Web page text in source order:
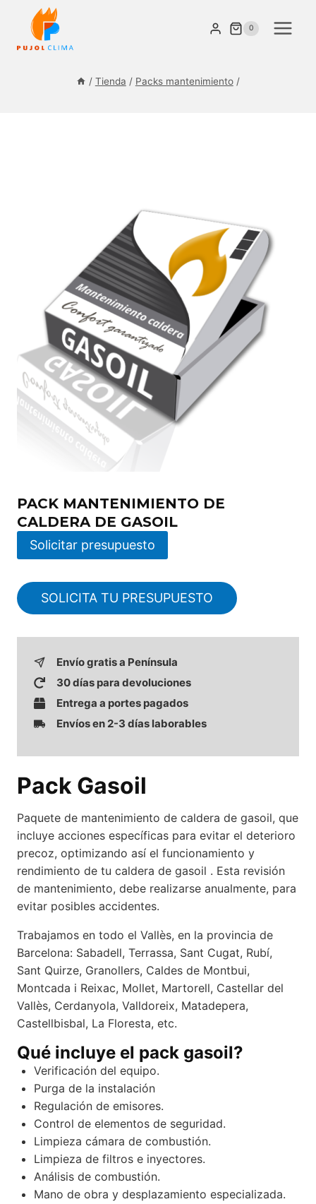
contenido
0
/ Tienda / Packs mantenimiento /
PACK MANTENIMIENTO DE
CALDERA DE GASOIL
Solicitar presupuesto
SOLICITA TU PRESUPUESTO
Envío gratis a Península
30 días para devoluciones
Entrega a portes pagados
Envíos en 2-3 días laborables
Pack Gasoil
Paquete de mantenimiento de caldera de gasoil, que
incluye acciones específicas para evitar el deterioro
precoz, optimizando así el funcionamiento y
rendimiento de tu caldera de gasoil . Esta revisión
de mantenimiento, debe realizarse anualmente, para
evitar posibles accidentes.
Trabajamos en todo el Vallès, en la provincia de
Barcelona: Sabadell, Terrassa, Sant Cugat, Rubí,
Sant Quirze, Granollers, Caldes de Montbui,
Montcada i Reixac, Mollet, Martorell, Castellar del
Vallès, Cerdanyola, Valldoreix, Matadepera,
Castellbisbal, La Floresta, etc.
Qué incluye el pack gasoil?
Verificación del equipo.
Purga de la instalación
Regulación de emisores.
Control de elementos de seguridad.
Limpieza cámara de combustión.
Limpieza de filtros e inyectores.
Análisis de combustión.
Mano de obra y desplazamiento especializada.